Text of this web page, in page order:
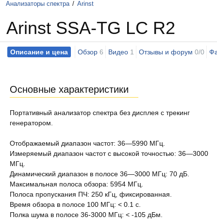
Анализаторы спектра / Arinst
Arinst SSA-TG LC R2
Описание и цена Обзор 6 Видео 1 Отзывы и форум 0/0
Основные характеристики
Портативный анализатор спектра без дисплея с трекинг
генератором.
Отображаемый диапазон частот: 36—5990 МГц.
Измеряемый диапазон частот с высокой точностью: 36—3000
МГц.
Динамический диапазон в полосе 36—3000 МГц: 70 дБ.
Максимальная полоса обзора: 5954 МГц.
Полоса пропускания ПЧ: 250 кГц, фиксированная.
Время обзора в полосе 100 МГц: < 0.1 с.
Полка шума в полосе 36-3000 МГц: < -105 дБм.